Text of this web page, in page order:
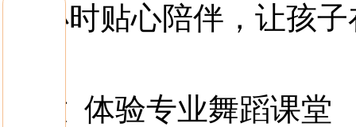
24小时贴心陪伴，让孩
开放 体验专业舞蹈课堂